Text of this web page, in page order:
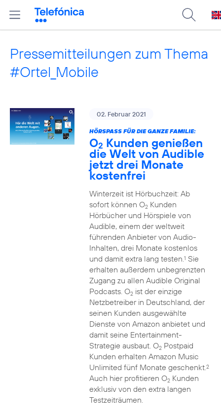
Pressemitteilungen zum Thema
#Ortel_Mobile
02. Februar 2021
HÖRSPASS FÜR DIE GANZE FAMILIE:
O2 Kunden genießen
die Welt von Audible
jetzt drei Monate
kostenfrei
Winterzeit ist Hörbuchzeit: Ab
sofort können O2Kunden
Hörbücher und Hörspiele von
Audible, einem der weltweit
führenden Anbieter von Audio-
Inhalten, drei Monate kostenlos
und damit extra lang testen.1 Sie
erhalten außerdem unbegrenzten
Zugang zu allen Audible Original
Podcasts. O2ist der einzige
Netzbetreiber in Deutschland, der
seinen Kunden ausgewählte
Dienste von Amazon anbietet und
damit seine Entertainment-
Strategie ausbaut. O2Postpaid
Kunden erhalten Amazon Music
Unlimited fünf Monate geschenkt.2
Auch hier profitieren O2Kunden
exklusiv von den extra langen
Testzeiträumen.